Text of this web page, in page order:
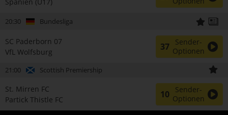
20:30 Bundesliga
SC Paderborn 07
VfL Wolfsburg
37
Sender-
Optionen
21:00 Scottish Premiership
St. Mirren FC
Partick Thistle FC
10
Sender-
Optionen